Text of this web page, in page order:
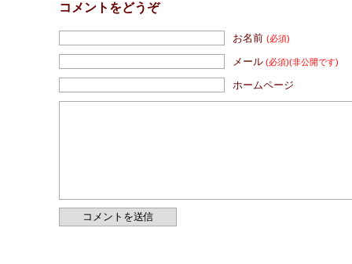
コメントをどうぞ
お名前(必須)
メール (必須)(非公開です)
ホームページ